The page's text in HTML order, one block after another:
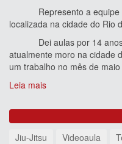
Represento a equipe
localizada na cidade do Rio
Dei aulas por 14 anos
atualmente moro na cidade
um trabalho no mês de
Leia mais
Jiu-Jitsu Videoaula